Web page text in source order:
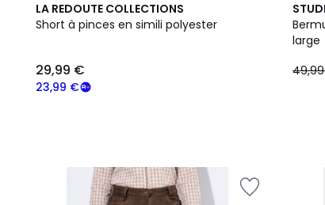
LA REDOUTE COLLECTIONS
Short à pinces en simili polyester
€
souscrivez
23,99 €
29,99 €
large